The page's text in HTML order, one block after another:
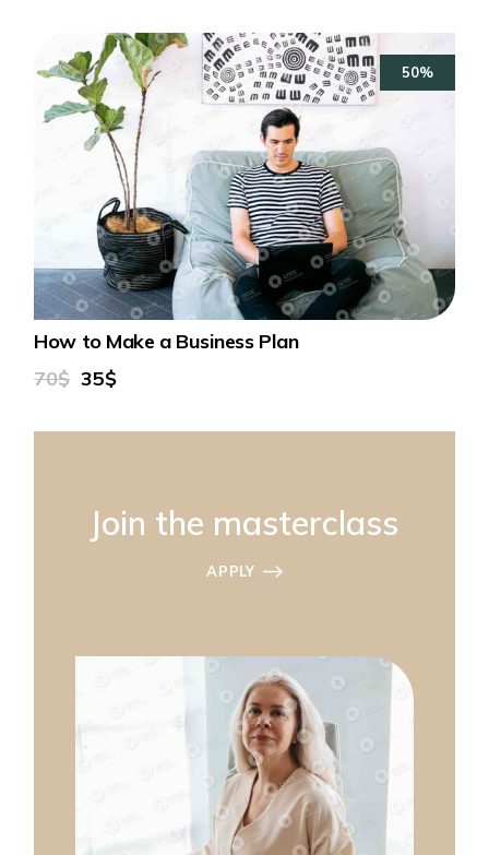
50%
How to Make a Business Plan
70$ 35$
Join the masterclass
APPLY